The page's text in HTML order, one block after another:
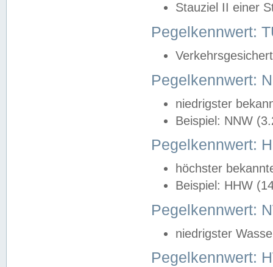
Stauziel II einer
Pegelkennwert:
Pegelkennwert:
niedrigster
Beispiel: NNW
Pegelkennwert:
höchster
Beispiel: HHW
Pegelkennwert:
niedrigster
Pegelkennwert: